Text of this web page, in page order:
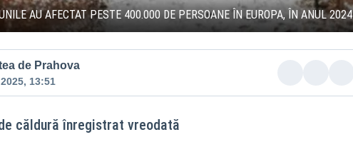
AU AFECTAT PESTE 400.000 DE PERSOANE ÎN EUROPA, ÎN ANUL 2024
de Prahova
13:51
căldură înregistrat vreodată